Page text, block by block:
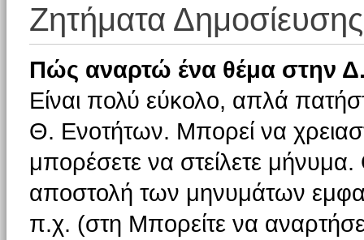
Ζητήματα Δημοσίευσης
Πώς αναρτώ ένα θέμα στην
Είναι πολύ εύκολο, απλά
Θ. Ενοτήτων. Μπορεί να
μπορέσετε να στείλετε μήνυμα.
αποστολή των μηνυμάτων
π.χ. (στη Μπορείτε να